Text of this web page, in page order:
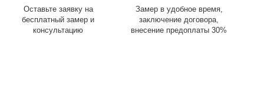
Оставьте заявку на
бесплатный замер и
консультацию
Замер в удобное время,
заключение договора,
внесение предоплаты 30%